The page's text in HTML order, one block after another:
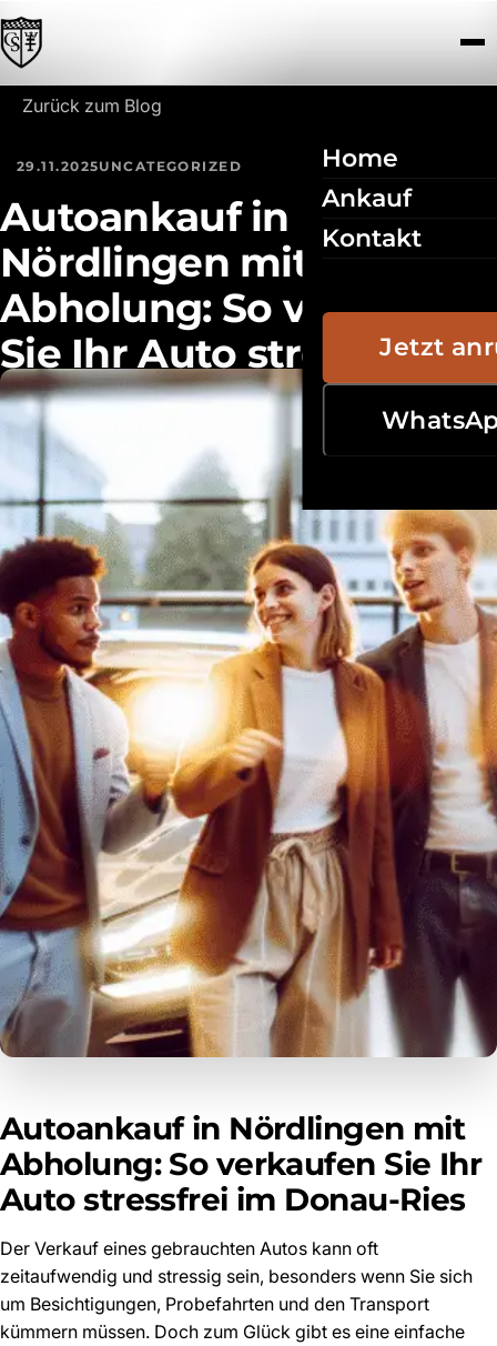
Zum Inhalt springen
Home
Ankauf
Kontakt
Jetzt
Zurück zum Blog
29.11.2025UNCATEGORIZED
Autoankauf in
Nördlingen mit
Abholung: So verkaufen
Sie Ihr Auto stressfrei
im Donau-Ries
Autoankauf in Nördlingen mit
Abholung: So verkaufen Sie Ihr
Auto stressfrei im Donau-Ries
Der Verkauf eines gebrauchten Autos kann oft
zeitaufwendig und stressig sein, besonders wenn Sie sich
um Besichtigungen, Probefahrten und den Transport
kümmern müssen. Doch zum Glück gibt es eine einfache